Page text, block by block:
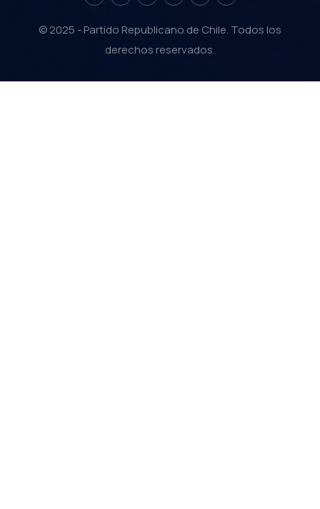
© 2025 - Partido Republicano de Chile. Todos los
derechos reservados.